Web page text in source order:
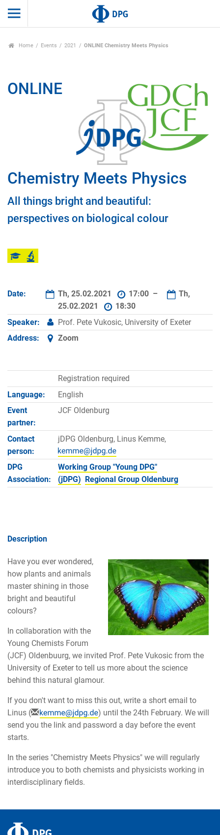
Home Events 2021 ONLINE Chemistry Meets Physics
ONLINE
Chemistry Meets Physics
All things bright and beautiful:
perspectives on biological colour
Date: Th, 25.02.2021 17:00 –
Th,
25.02.2021
18:30
Speaker:
Prof. Pete Vukosic, University of Exeter
Address:
Zoom
Registration required
Language:
English
Event
partner:
JCF Oldenburg
Contact
person:
jDPG Oldenburg, Linus Kemme,
DPG
Association:
Working Group "Young DPG"
(jDPG) Regional Group Oldenburg
Description
Have you ever wondered,
how plants and animals
master shining in those
bright and beautiful
colours?
In collaboration with the
Young Chemists Forum
(JCF) Oldenbuurg, we invited Prof. Pete Vukosic from the
University of Exeter to tell us more about the science
behind this natural glamour.
If you don't want to miss this out, write a short email to
Linus (
) until the 24th February. We will
send you the link and password a day before the event
starts.
In the series "Chemistry Meets Physics" we will regularly
introduce you to both chemists and physicists working in
interdisciplinary fields.